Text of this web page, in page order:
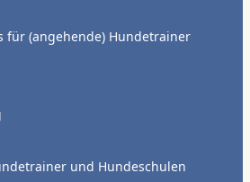
für (angehende) Hundetrainer
und Hundeschulen